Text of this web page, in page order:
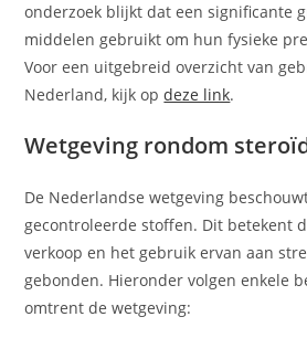
onderzoek blijkt dat een significante
middelen gebruikt om hun fysieke
Voor een uitgebreid overzicht van
Nederland, kijk opdeze link.
Wetgeving rondom
De Nederlandse wetgeving
gecontroleerde stoffen. Dit betekent
verkoop en het gebruik ervan aan
gebonden. Hieronder volgen enkele
omtrent de wetgeving: